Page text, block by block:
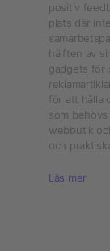
positiv
plats där
hälften av
gadgets för
för att hålla
som
webbutik
och
Läs mer